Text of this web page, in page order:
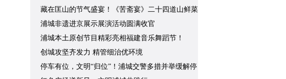
藏在匡山的节气盛宴！《苦斋宴》二十四道山鲜菜
品你识几道？
浦城非遗进京展示展演活动圆满收官
浦城本土原创节目精彩亮相福建音乐舞蹈节！
创城攻坚齐发力 精管细治优环境
停车有位，文明“归位”！浦城交警多措并举缓解停